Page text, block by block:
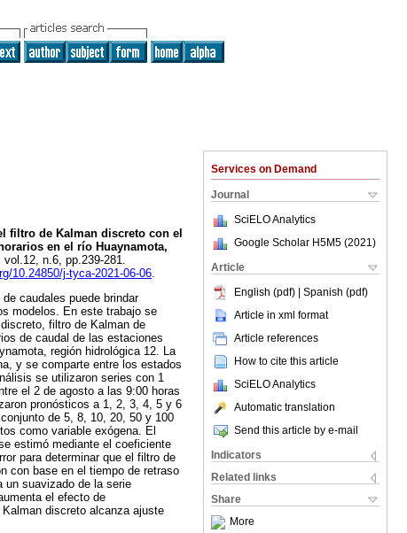
Services on Demand
Journal
SciELO Analytics
Google Scholar H5M5 (2021 )
Article
English (pdf) | Spanish (pdf)
Article in xml format
Article references
How to cite this article
SciELO Analytics
Automatic translation
Send this article by e-mail
Indicators
Related links
Share
More
filtro de Kalman discreto con el
en el río Huaynamota,
vol.12, n.6, pp.239-281.
10.24850/j-tyca-2021-06-06.
caudales puede brindar
modelos. En este trabajo se
filtro de Kalman de
de caudal de las estaciones
región hidrológica 12. La
y se comparte entre los estados
se utilizaron series con 1
el 2 de agosto a las 9:00 horas
pronósticos a 1, 2, 3, 4, 5 y 6
de 5, 8, 10, 20, 50 y 100
como variable exógena. El
estimó mediante el coeficiente
para determinar que el filtro de
con base en el tiempo de retraso
un suavizado de la serie
el efecto de
discreto alcanza ajuste